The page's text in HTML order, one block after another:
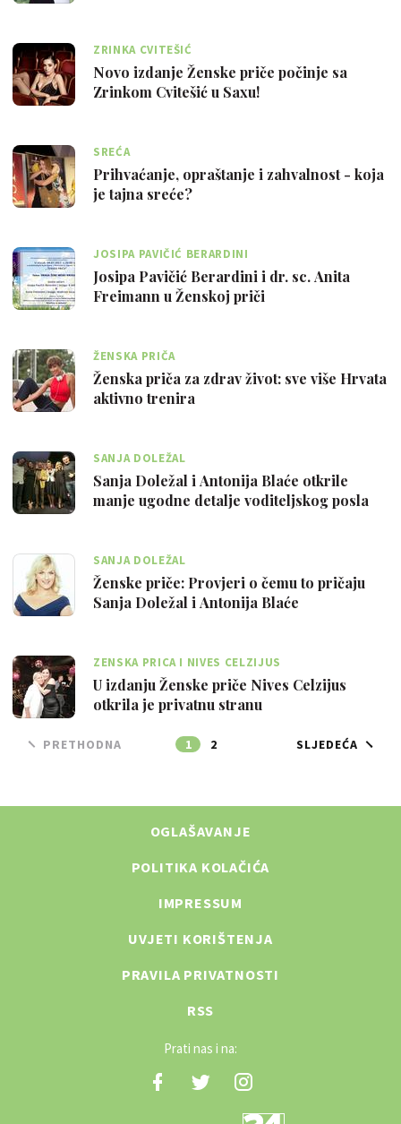
ZRINKA CVITEŠIĆ
Novo izdanje Ženske priče počinje sa
Zrinkom Cvitešić u Saxu!
SREĆA
Prihvaćanje, opraštanje i zahvalnost - koja
je tajna sreće?
JOSIPA PAVIČIĆ BERARDINI
Josipa Pavičić Berardini i dr. sc. Anita
Freimann u Ženskoj priči
ŽENSKA PRIČA
Ženska priča za zdrav život: sve više Hrvata
aktivno trenira
SANJA DOLEŽAL
Sanja Doležal i Antonija Blaće otkrile
manje ugodne detalje voditeljskog posla
SANJA DOLEŽAL
Ženske priče: Provjeri o čemu to pričaju
Sanja Doležal i Antonija Blaće
ZENSKA PRICA I NIVES CELZIJUS
U izdanju Ženske priče Nives Celzijus
otkrila je privatnu stranu
PRETHODNA 1 2 SLJEDEĆA
OGLAŠAVANJE
POLITIKA KOLAČIĆA
IMPRESSUM
UVJETI KORIŠTENJA
PRAVILA PRIVATNOSTI
RSS
Prati nas i na: